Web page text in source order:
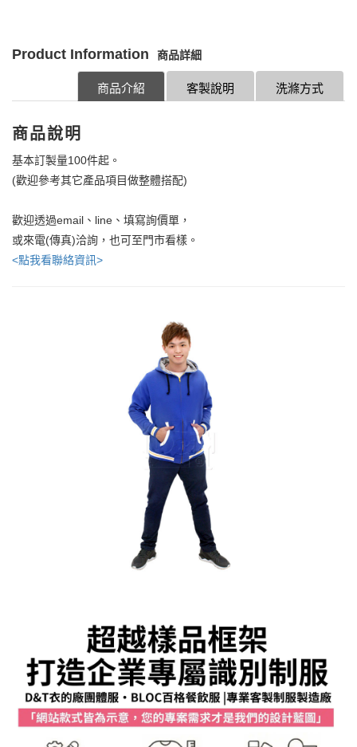
Product Information 商品詳細
洗滌方式
客製說明
商品介紹
商品說明
基本訂製量100件起。
(歡迎參考其它產品項目做整體搭配)
歡迎透過email、line、填寫詢價單，
或來電(傳真)洽詢，也可至門市看樣。
<點我看聯絡資訊>